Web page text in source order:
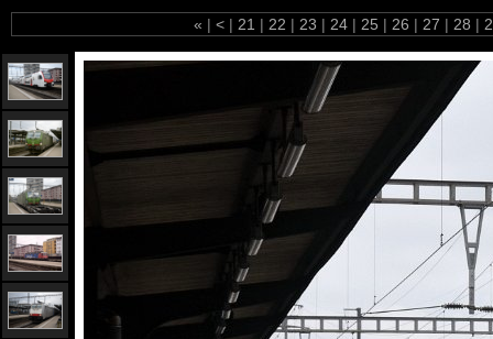
« | < | 21 | 22 | 23 | 24 | 25 | 26 | 27 | 28 |